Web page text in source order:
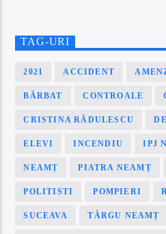
TAG-URI
2021 ACCIDENT
BĂRBAT CONTROALE
CRISTINA RĂDULESCU
ELEVI INCENDIU IPJ
NEAMȚ PIATRA NEAMȚ
POLITISTI POMPIERI
SUCEAVA TÂRGU NEAMȚ